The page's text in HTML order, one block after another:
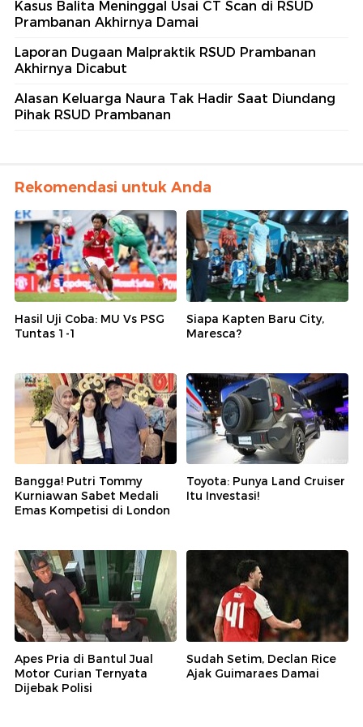
Kasus Balita Meninggal Usai CT Scan di RSUD
Prambanan Akhirnya Damai
Laporan Dugaan Malpraktik RSUD Prambanan
Akhirnya Dicabut
Alasan Keluarga Naura Tak Hadir Saat Diundang
Pihak RSUD Prambanan
Rekomendasi untuk Anda
Hasil Uji Coba: MU Vs PSG
Tuntas 1-1
Siapa Kapten Baru City,
Maresca?
Bangga! Putri Tommy
Kurniawan Sabet Medali
Emas Kompetisi di London
Toyota: Punya Land Cruiser
Itu Investasi!
Apes Pria di Bantul Jual
Motor Curian Ternyata
Dijebak Polisi
Sudah Setim, Declan Rice
Ajak Guimaraes Damai